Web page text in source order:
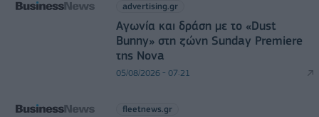
advertising.gr
Αγωνία και δράση με το «Dust
Bunny» στη ζώνη Sunday Premiere
της Nova
05/08/2026 - 07:21
fleetnews.gr